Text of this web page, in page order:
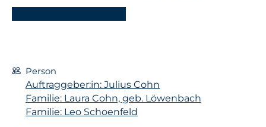
Person
Auftraggeber:in: Julius Cohn
Familie: Laura Cohn, geb. Löwenbach
Familie: Leo Schoenfeld